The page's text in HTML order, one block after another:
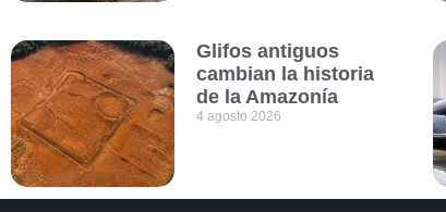
Glifos antiguos
cambian la historia
de la Amazonía
4 agosto 2026